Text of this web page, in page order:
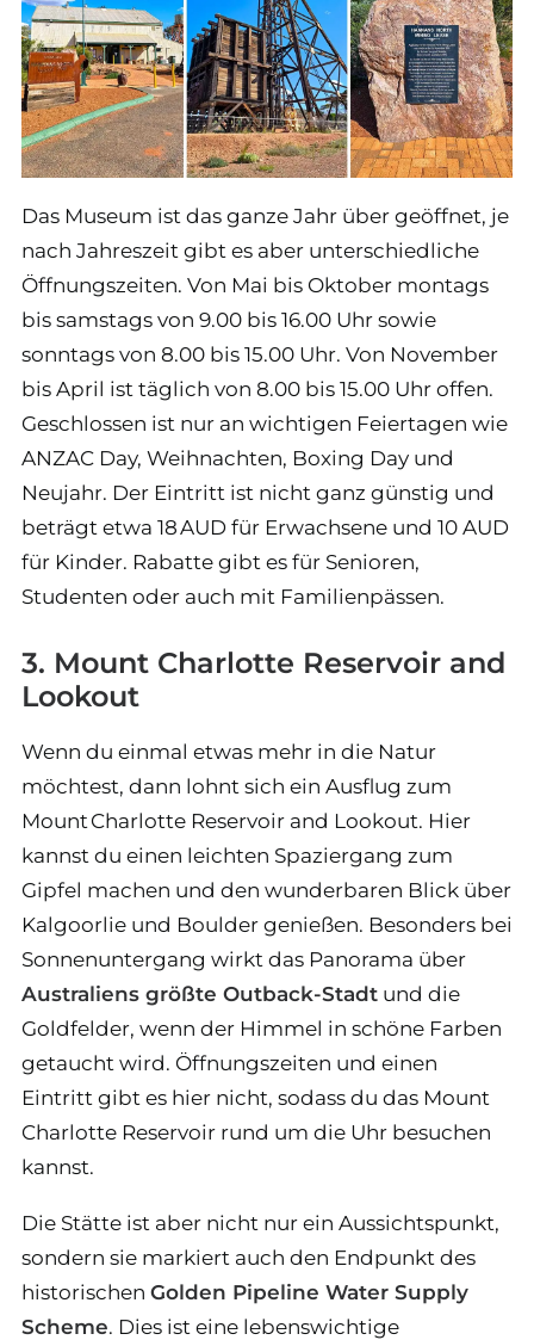
Das Museum ist das ganze Jahr über geöffnet, je
nach Jahreszeit gibt es aber unterschiedliche
Öffnungszeiten. Von Mai bis Oktober montags
bis samstags von 9.00 bis 16.00 Uhr sowie
sonntags von 8.00 bis 15.00 Uhr. Von November
bis April ist täglich von 8.00 bis 15.00 Uhr offen.
Geschlossen ist nur an wichtigen Feiertagen wie
ANZAC Day, Weihnachten, Boxing Day und
Neujahr. Der Eintritt ist nicht ganz günstig und
beträgt etwa 18 AUD für Erwachsene und 10 AUD
für Kinder. Rabatte gibt es für Senioren,
Studenten oder auch mit Familienpässen.
3. Mount Charlotte Reservoir and
Lookout
Wenn du einmal etwas mehr in die Natur
möchtest, dann lohnt sich ein Ausflug zum
Mount Charlotte Reservoir and Lookout. Hier
kannst du einen leichten Spaziergang zum
Gipfel machen und den wunderbaren Blick über
Kalgoorlie und Boulder genießen. Besonders bei
Sonnenuntergang wirkt das Panorama über
Australiens größte Outback-Stadt und die
Goldfelder, wenn der Himmel in schöne Farben
getaucht wird. Öffnungszeiten und einen
Eintritt gibt es hier nicht, sodass du das Mount
Charlotte Reservoir rund um die Uhr besuchen
kannst.
Die Stätte ist aber nicht nur ein Aussichtspunkt,
sondern sie markiert auch den Endpunkt des
historischen Golden Pipeline Water Supply
Scheme. Dies ist eine lebenswichtige